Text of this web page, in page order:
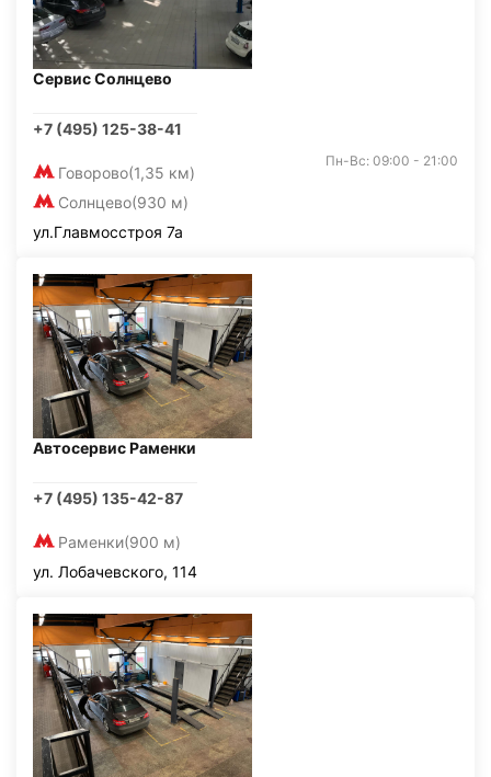
Сервис Солнцево
+7 (495) 125-38-41
Говорово(1,35 км)
Солнцево(930 м)
Пн-Вс: 09:00 - 21:00
ул.Главмосстроя 7а
Автосервис Раменки
+7 (495) 135-42-87
Раменки(900 м)
ул. Лобачевского, 114